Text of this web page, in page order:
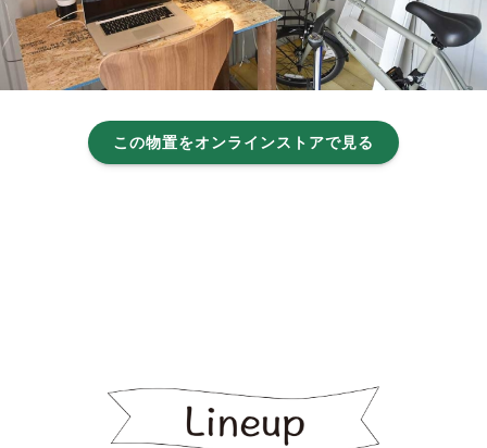
この物置をオンラインストアで見る